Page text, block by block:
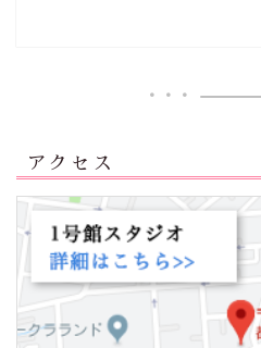
アクセス